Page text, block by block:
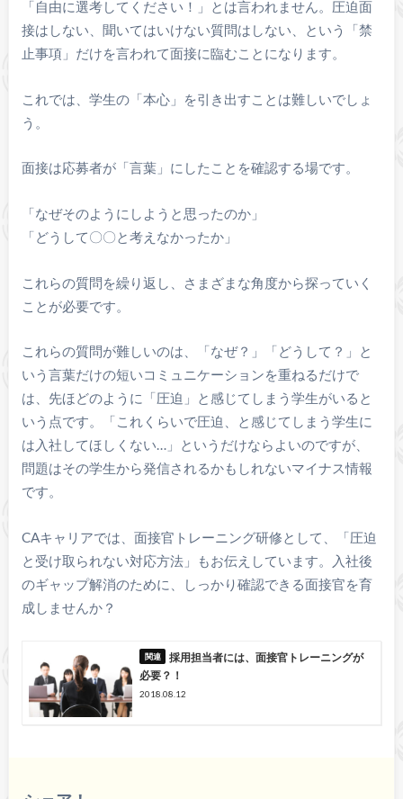
「自由に選考してください！」とは言われません。圧迫面
接はしない、聞いてはいけない質問はしない、という「禁
止事項」だけを言われて面接に臨むことになります。
これでは、学生の「本心」を引き出すことは難しいでしょ
う。
面接は応募者が「言葉」にしたことを確認する場です。
「なぜそのようにしようと思ったのか」
「どうして〇〇と考えなかったか」
これらの質問を繰り返し、さまざまな角度から探っていく
ことが必要です。
これらの質問が難しいのは、「なぜ？」「どうして？」と
いう言葉だけの短いコミュニケーションを重ねるだけで
は、先ほどのように「圧迫」と感じてしまう学生がいると
いう点です。「これくらいで圧迫、と感じてしまう学生に
は入社してほしくない…」というだけならよいのですが、
問題はその学生から発信されるかもしれないマイナス情報
です。
CAキャリアでは、面接官トレーニング研修として、「圧迫
と受け取られない対応方法」もお伝えしています。入社後
のギャップ解消のために、しっかり確認できる面接官を育
成しませんか？
採用担当者には、面接官トレーニングが
必要？！
2018.08.12